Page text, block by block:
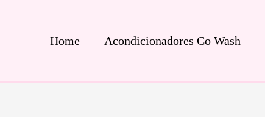
Home Acondicionadores Co Wash